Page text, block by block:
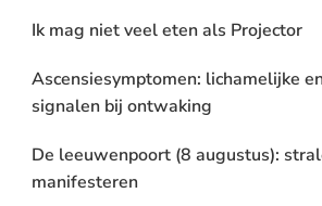
Ik mag niet veel eten als Projector
Ascensiesymptomen: lichamelijke
signalen bij ontwaking
De leeuwenpoort (8 augustus):
manifesteren